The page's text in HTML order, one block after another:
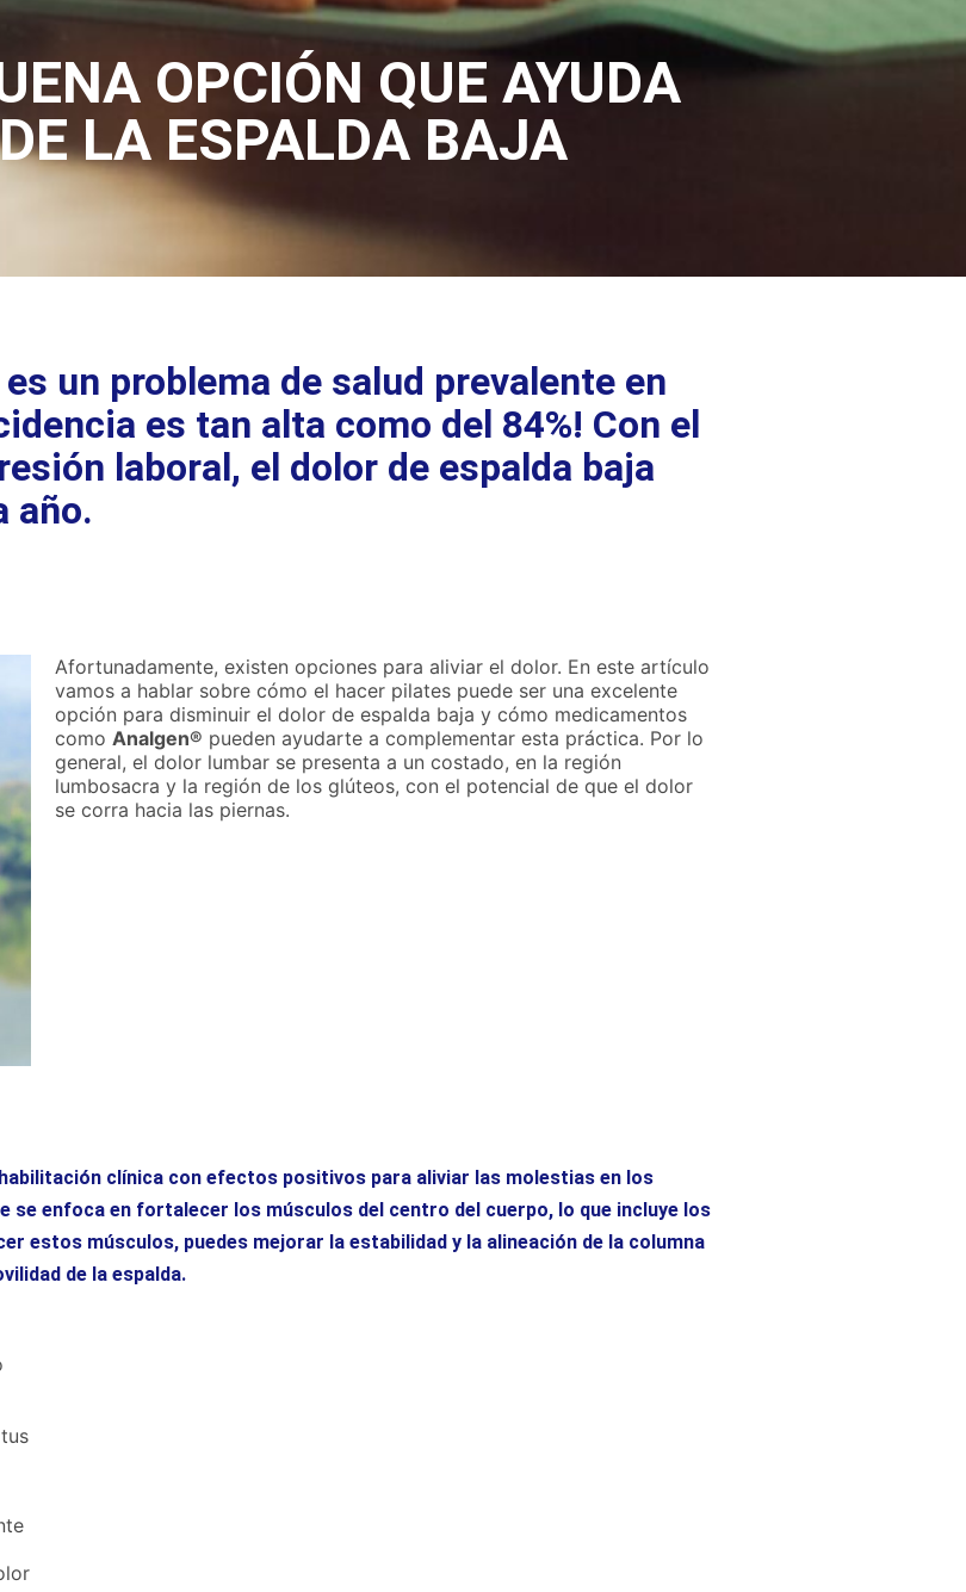
OPCIÓN QUE AYUDA
LA ESPALDA BAJA
un problema de salud prevalente en
es tan alta como del 84%! Con el
laboral, el dolor de espalda baja
año.
Afortunadamente, existen opciones para aliviar el dolor. En este artículo
vamos a hablar sobre cómo el hacer pilates puede ser una excelente
opción para disminuir el dolor de espalda baja y cómo medicamentos
como Analgen® pueden ayudarte a complementar esta práctica. Por lo
general, el dolor lumbar se presenta a un costado, en la región
lumbosacra y la región de los glúteos, con el potencial de que el dolor
se corra hacia las piernas.
clínica con efectos positivos para aliviar las molestias en los
se enfoca en fortalecer los músculos del centro del cuerpo, lo que incluye los
estos músculos, puedes mejorar la estabilidad y la alineación de la columna
de la espalda.